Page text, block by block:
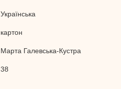
Українська
картон
Марта Галевська-Кустра
38